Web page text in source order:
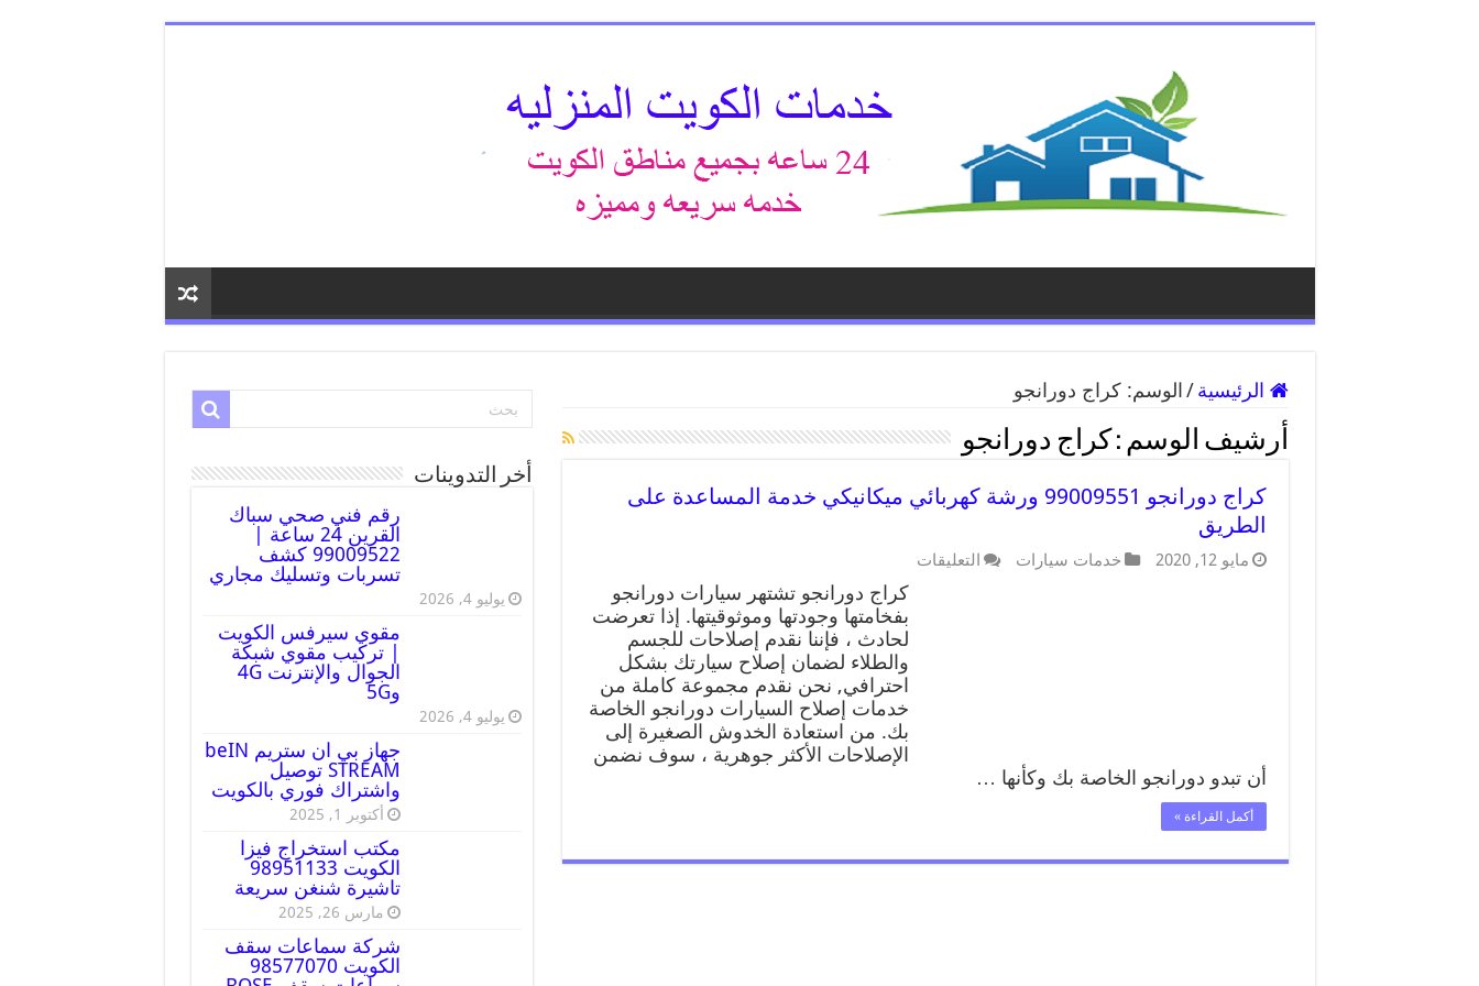
الرئيسية / الوسم:كراج دورانجو
أرشيف الوسم : كراج دورانجو
كراج دورانجو 99009551 ورشة كهربائي ميكانيكي خدمة المساعدة على
الطريق
مايو 12, 2020 خدمات سيارات التعليقات
كراج دورانجو تشتهر سيارات دورانجو
بفخامتها وجودتها وموثوقيتها. إذا تعرضت
لحادث ، فإننا نقدم إصلاحات للجسم
والطلاء لضمان إصلاح سيارتك بشكل
احترافي, نحن نقدم مجموعة كاملة من
خدمات إصلاح السيارات دورانجو الخاصة
بك. من استعادة الخدوش الصغيرة إلى
الإصلاحات الأكثر جوهرية ، سوف نضمن
أن تبدو دورانجو الخاصة بك وكأنها …
أكمل القراءة »
أخر التدوينات
رقم فني صحي سباك
القرين 24 ساعة |
99009522 كشف
تسربات وتسليك مجاري
يوليو 4, 2026
مقوي سيرفس الكويت
| تركيب مقوي شبكة
الجوال والإنترنت 4G
و5G
يوليو 4, 2026
جهاز بي ان ستريم beIN
STREAM توصيل
واشتراك فوري بالكويت
أكتوبر 1, 2025
مكتب استخراج فيزا
الكويت 98951133
تاشيرة شنغن سريعة
مارس 26, 2025
شركة سماعات سقف
الكويت 98577070